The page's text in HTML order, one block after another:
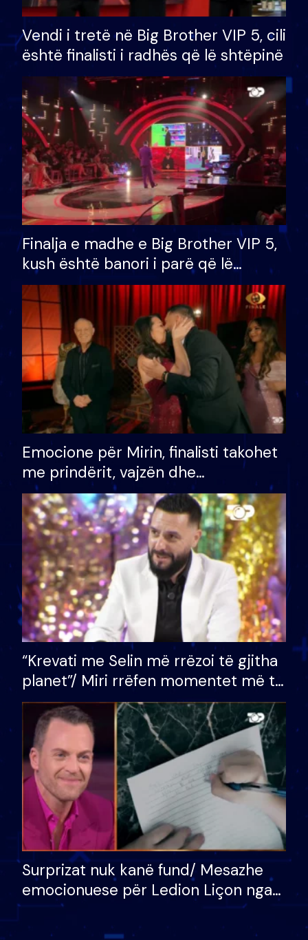
Vendi i tretë në Big Brother VIP 5, cili
është finalisti i radhës që lë shtëpinë
Finalja e madhe e Big Brother VIP 5,
kush është banori i parë që lë
shtëpinë dhe humb mundësinë për
të fituar çmimin e madh
Emocione për Mirin, finalisti takohet
me prindërit, vajzën dhe
bashkëshorten: S’kemi ndonjë letër
divorci apo jo?
“Krevati me Selin më rrëzoi të gjitha
planet”/ Miri rrëfen momentet më të
bukura në shtëpinë e BB VIP: Do më
mungojë zilja e mëngjesit kur…
Surprizat nuk kanë fund/ Mesazhe
emocionuese për Ledion Liçon nga
nëna dhe fëmijët e tij, moderatori
nuk i mban dot lotët: Nuk meritoj…